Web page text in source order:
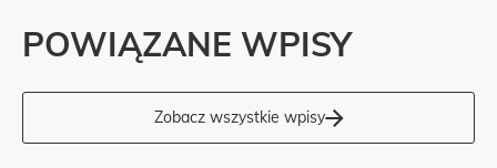
POWIĄZANE WPISY
Zobacz wszystkie wpisy